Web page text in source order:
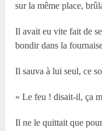
sur la même place,
Il avait eu vite fait de
bondir dans la
Il sauva à lui seul, ce
« Le feu ! disait-il, ça
Il ne le quittait que